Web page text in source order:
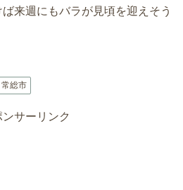
来週にもバラが見頃を迎えそう
常総市
ンサーリンク